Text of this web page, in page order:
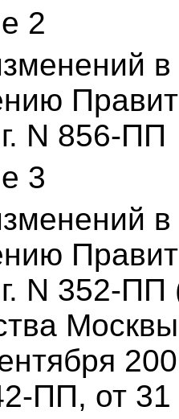
2
N 856-ПП
3
N 352-ПП
ПП, от